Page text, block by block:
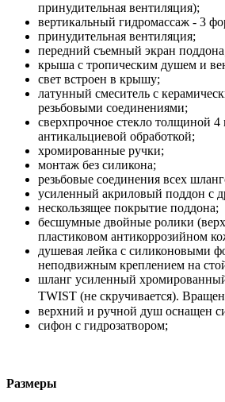
принудительная вентиляция);
вертикальный гидромассаж - 3
принудительная вентиляция;
передний съемный экран
крыша с тропическим душем и
свет встроен в крышу;
латунный смеситель с
резьбовыми соединениями;
сверхпрочное стекло толщиной
антикальциевой обработкой;
хромированные ручки;
монтаж без силикона;
резьбовые соединения всех
усиленный акриловый поддон с
нескользящее покрытие поддона;
бесшумные двойные ролики
пластиковом антикоррозийном
душевая лейка с силиконовыми
неподвижным креплением на
шланг усиленный
TWIST (не скручивается).
верхний и ручной душ оснащен
сифон с гидрозатвором;
Размеры